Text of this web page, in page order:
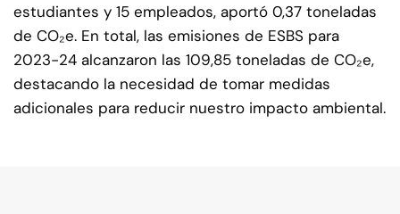
estudiantes y 15 empleados, aportó 0,37 toneladas
de CO₂e. En total, las emisiones de ESBS para
2023-24 alcanzaron las 109,85 toneladas de CO₂e,
destacando la necesidad de tomar medidas
adicionales para reducir nuestro impacto ambiental.